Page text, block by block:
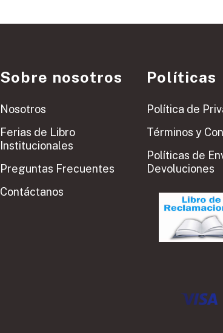
Sobre nosotros
Nosotros
Ferias de Libro
Institucionales
Preguntas Frecuentes
Contáctanos
Políticas
Política de
Términos y
Políticas de
Devoluciones